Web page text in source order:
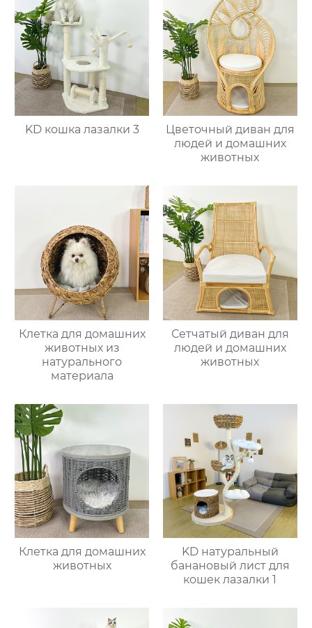
KD кошка лазалки 3
Цветочный диван для
людей и домашних
животных
Клетка для домашних
животных из
натурального
материала
Сетчатый диван для
людей и домашних
животных
Клетка для домашних
животных
KD натуральный
банановый лист для
кошек лазалки 1